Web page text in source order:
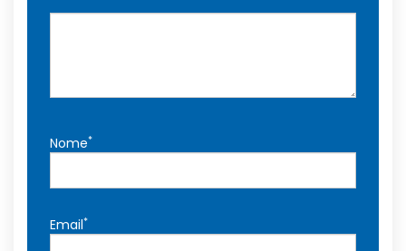
Nome*
Email*